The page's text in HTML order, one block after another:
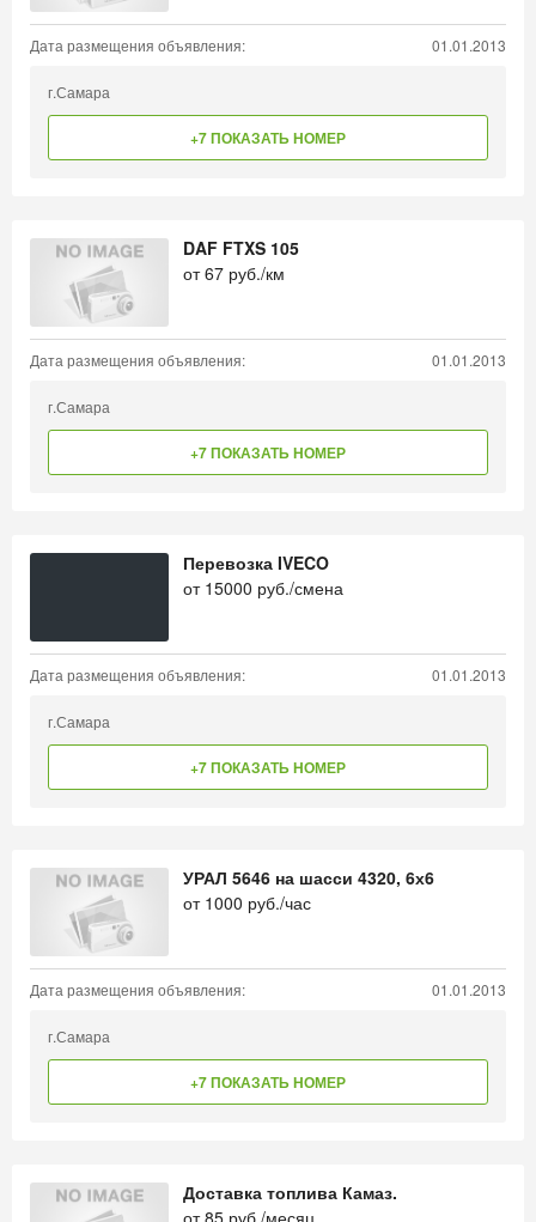
Дата размещения объявления: 01.01.2013
г.Самара
+7 ПОКАЗАТЬ НОМЕР
DAF FTXS 105
от67 руб./км
Дата размещения объявления: 01.01.2013
г.Самара
+7 ПОКАЗАТЬ НОМЕР
Перевозка IVECO
от 15000 руб./смена
Дата размещения объявления: 01.01.2013
г.Самара
+7 ПОКАЗАТЬ НОМЕР
УРАЛ 5646 на шасси 4320, 6х6
от 1000 руб./час
Дата размещения объявления: 01.01.2013
г.Самара
+7 ПОКАЗАТЬ НОМЕР
Доставка топлива Камаз.
от85 руб./месяц